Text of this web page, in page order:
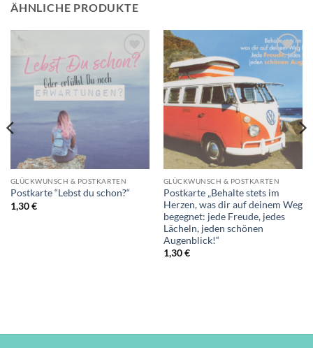
ÄHNLICHE PRODUKTE
Auf die
Wunschliste
GLÜCKWUNSCH & POSTKARTEN
Postkarte “Lebst du schon?“
1,30€
Auf die
GLÜCKWUNSCH & POSTKARTEN
Postkarte „Behalte stets im
Herzen, was dir auf deinem Weg
begegnet: jede Freude, jedes
Lächeln, jeden schönen
Augenblick!“
1,30€